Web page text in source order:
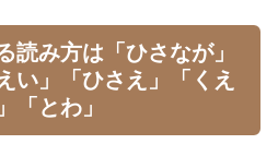
読み方は「ひさなが」
い」「ひさえ」「くえ
「とわ」